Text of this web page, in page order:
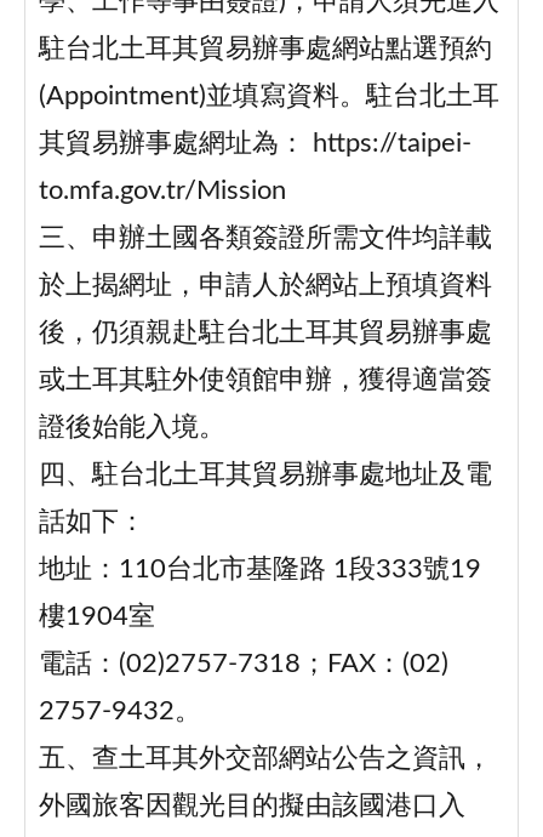
駐台北土耳其貿易辦事處網站點選預約
(Appointment)並填寫資料。駐台北土耳
其貿易辦事處網址為： https://taipei-
to.mfa.gov.tr/Mission
三、申辦土國各類簽證所需文件均詳載
於上揭網址，申請人於網站上預填資料
後，仍須親赴駐台北土耳其貿易辦事處
或土耳其駐外使領館申辦，獲得適當簽
證後始能入境。
四、駐台北土耳其貿易辦事處地址及電
話如下：
地址：110台北市基隆路 1段333號19
樓1904室
電話：(02)2757-7318；FAX：(02)
2757-9432。
五、查土耳其外交部網站公告之資訊，
外國旅客因觀光目的擬由該國港口入